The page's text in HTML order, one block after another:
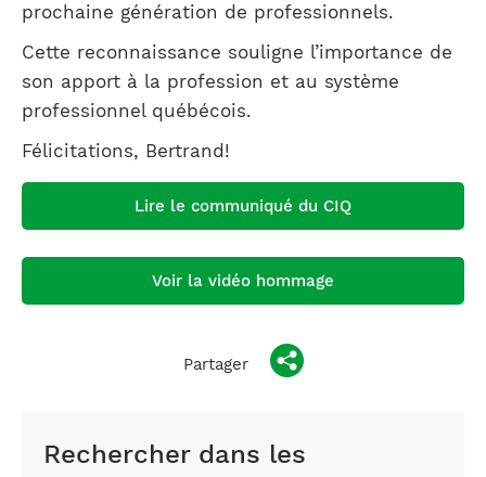
Rechercher dans les
prochaine génération de professionnels.
Cette reconnaissance souligne l’importance de
son apport à la profession et au système
professionnel québécois.
Félicitations, Bertrand!
Lire le communiqué du CIQ
Voir la vidéo hommage
Partager